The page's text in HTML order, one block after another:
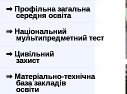
⇒ Профільна загальна
середня освіта
⇒ Національний
мультипредметний тест
⇒ Цивільний
захист
⇒ Матеріально-технічна
база закладів
освіти